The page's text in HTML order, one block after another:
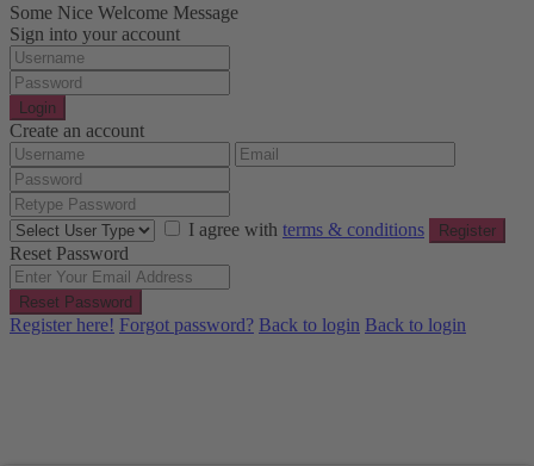
Some Nice Welcome Message
Sign into your account
Login
Create an account
I agree with terms & conditions Register
Reset Password
Reset Password
Register here! Forgot password? Back to login Back to login